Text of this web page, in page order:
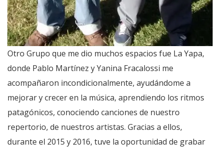
Otro Grupo que me dio muchos espacios fue La Yapa,
donde Pablo Martínez y Yanina Fracalossi me
acompañaron incondicionalmente, ayudándome a
mejorar y crecer en la música, aprendiendo los ritmos
patagónicos, conociendo canciones de nuestro
repertorio, de nuestros artistas. Gracias a ellos,
durante el 2015 y 2016, tuve la oportunidad de grabar